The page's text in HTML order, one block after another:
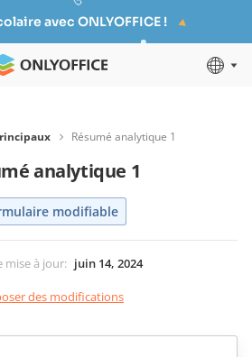
avec ONLYOFFICE !
Résumé analytique 1
analytique 1
modifiable
mise à jour: juin 14, 2024
des modifications